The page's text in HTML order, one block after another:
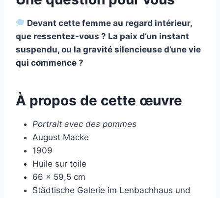
Devant cette femme au regard intérieur,
que ressentez-vous ? La paix d’un instant
suspendu, ou la gravité silencieuse d’une vie
qui commence ?
À propos de cette œuvre
Portrait avec des pommes
August Macke
1909
Huile sur toile
66 × 59,5 cm
Städtische Galerie im Lenbachhaus und